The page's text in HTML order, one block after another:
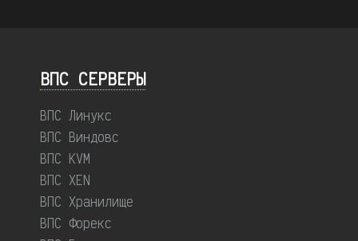
ВПС СЕРВЕРЫ
ВПС Линукс
ВПС Виндовс
ВПС KVM
ВПС XEN
ВПС Хранилище
ВПС Форекс